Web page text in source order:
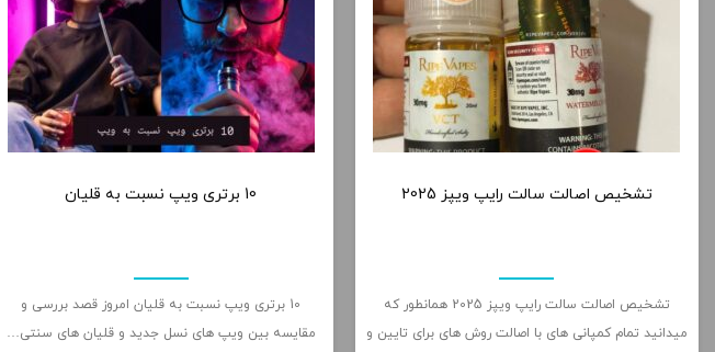
تشخیص اصالت سالت رایپ ویپز 2025
تشخیص اصالت سالت رایپ ویپز 2025 همانطور که
میدانید تمام کمپانی های با اصالت روش های برای تایین و
10 برتری ویپ نسبت به قلیان
10 برتری ویپ نسبت به قلیان امروز قصد بررسی و
مقایسه بین ویپ های نسل جدید و قلیان های سنتی…